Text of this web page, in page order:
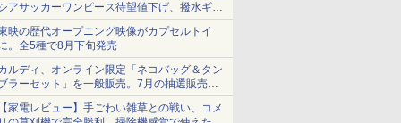
アサッカーワンピース待望値下げ、撥水ギア
ョーツは1990円に
映の歴代オープニング映像がカプセルトイ
。全5種で8月下旬発売
ルディ、オンライン限定「ネコバッグ＆タン
ラーセット」を一般販売。7月の抽選販売の
選無効分
家電レビュー】手ごわい雑草との戦い、コメ